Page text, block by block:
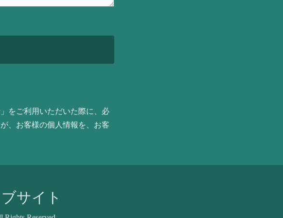
をご利用いただいた際に、必
、お客様の個人情報を、お客
サイト